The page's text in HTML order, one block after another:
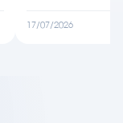
17/07/2026